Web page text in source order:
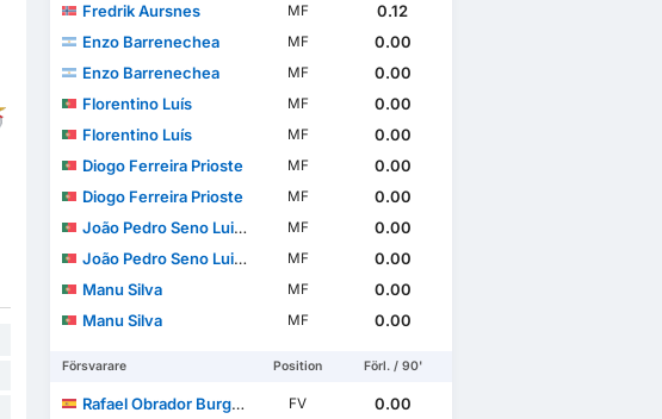
Fredrik Aursnes
MF
0.12
Enzo Barrenechea
MF
0.00
Enzo Barrenechea
MF
0.00
Florentino Luís
MF
0.00
Florentino Luís
MF
0.00
Diogo Ferreira Prioste
MF
0.00
Diogo Ferreira Prioste
MF
0.00
João Pedro Seno Luis Rêgo
MF
0.00
João Pedro Seno Luis Rêgo
MF
0.00
Manu Silva
MF
0.00
Manu Silva
MF 0.00
Försvarare Position Förl. / 90'
Rafael Obrador Burguera FV
0.00